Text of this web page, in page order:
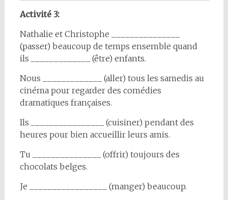
Activité 3:
Nathalie et Christophe _______________
(passer) beaucoup de temps ensemble quand
ils _____________ (être) enfants.
Nous _____________ (aller) tous les samedis au
cinéma pour regarder des comédies
dramatiques françaises.
Ils ________________ (cuisiner) pendant des
heures pour bien accueillir leurs amis.
Tu _______________ (offrir) toujours des
chocolats belges.
Je _________________ (manger) beaucoup.